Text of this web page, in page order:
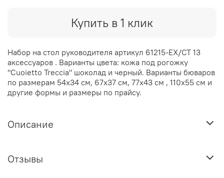
Купить в 1 клик
Набор на стол руководителя артикул 61215-EX/CT 13
аксессуаров . Варианты цвета: кожа под рогожку
"Cuoietto Treccia" шоколад и черный. Варианты бюваров
по размерам 54х34 см, 67х37 см, 77х43 см , 110х55 см и
другие формы и размеры по прайсу.
Описание
Отзывы